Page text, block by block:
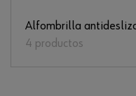
Alfombrilla
4 productos